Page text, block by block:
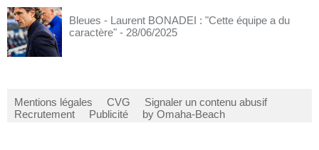
Bleues - Laurent BONADEI : "Cette équipe a du
caractère" - 28/06/2025
Mentions légales CVG
Signaler un contenu abusif
Recrutement
Publicité by Omaha-Beach